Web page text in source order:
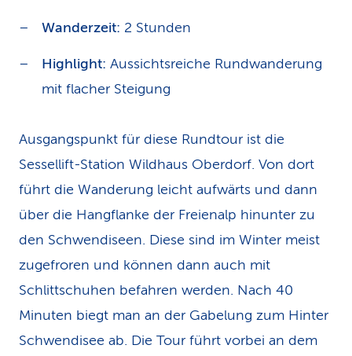
Wanderzeit: 2 Stunden
Highlight: Aussichtsreiche Rundwanderung
mit flacher Steigung
Ausgangspunkt für diese Rundtour ist die
Sessellift-Station Wildhaus Oberdorf. Von dort
führt die Wanderung leicht aufwärts und dann
über die Hangflanke der Freienalp hinunter zu
den Schwendiseen. Diese sind im Winter meist
zugefroren und können dann auch mit
Schlittschuhen befahren werden. Nach 40
Minuten biegt man an der Gabelung zum Hinter
Schwendisee ab. Die Tour führt vorbei an dem